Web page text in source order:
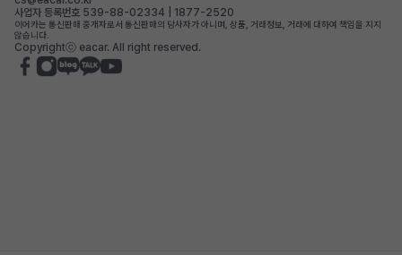
사업자 등록번호 539-88-02334 | 1877-2520
이어카는 통신판매 중개자로서 통신판매의 당사자가 아니며, 상품, 거래정보, 거래에 대하여 책임을 지지
않습니다.
Copyrightⓒ eacar. All right reserved.